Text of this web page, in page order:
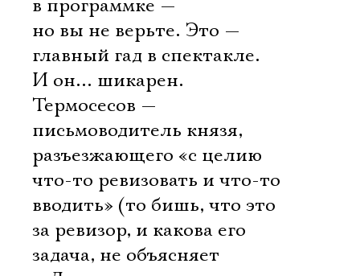
в программке —
но вы не верьте. Это —
главный гад в спектакле.
И он… шикарен.
Термосесов —
письмоводитель князя,
разъезжающего «с целию
что-то ревизовать и что-то
вводить» (то бишь, что это
за ревизор, и какова его
задача, не объясняет